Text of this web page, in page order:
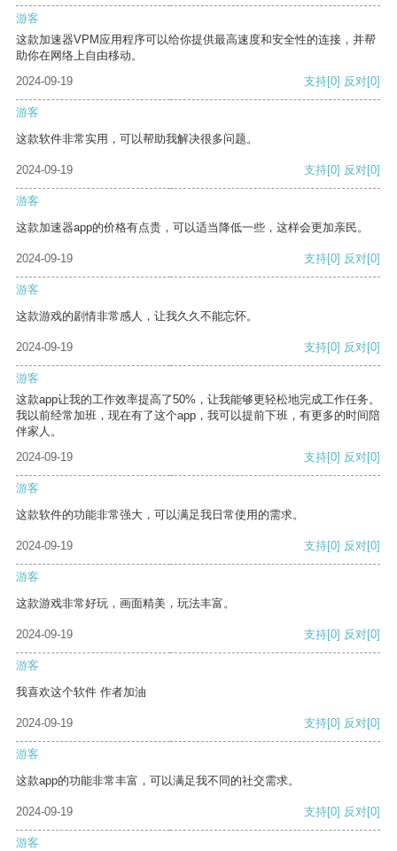
游客
这款加速器VPM应用程序可以给你提供最高速度和安全性的连接，并帮
助你在网络上自由移动。
2024-09-19
支持[0] 反对[0]
游客
这款软件非常实用，可以帮助我解决很多问题。
2024-09-19 支持[0] 反对[0]
游客
这款加速器app的价格有点贵，可以适当降低一些，这样会更加亲民。
2024-09-19 支持[0] 反对[0]
游客
这款游戏的剧情非常感人，让我久久不能忘怀。
2024-09-19 支持[0] 反对[0]
游客
这款app让我的工作效率提高了50%，让我能够更轻松地完成工作任务。
我以前经常加班，现在有了这个app，我可以提前下班，有更多的时间陪
伴家人。
2024-09-19
支持[0] 反对[0]
游客
这款软件的功能非常强大，可以满足我日常使用的需求。
2024-09-19 支持[0] 反对[0]
游客
这款游戏非常好玩，画面精美，玩法丰富。
2024-09-19 支持[0] 反对[0]
游客
我喜欢这个软件 作者加油
2024-09-19 支持[0] 反对[0]
游客
这款app的功能非常丰富，可以满足我不同的社交需求。
2024-09-19 支持[0] 反对[0]
游客